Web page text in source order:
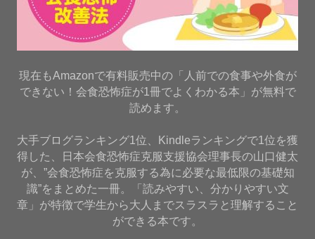
現在もAmazonで有料販売中の「人前での食事や外食が
できない！会食恐怖症が1冊でよくわかる本」が無料で
読めます。
大手ブログランキング1位、Kindleランキングで1位を獲
得した、日本会食恐怖症克服支援協会理事長の山口健太
が、”会食恐怖症を克服する為に必要な最低限の基礎知
識”をまとめた一冊。「読みやすい、分かりやすい文
章」が特徴で学生から大人までスラスラと理解すること
ができる本です。